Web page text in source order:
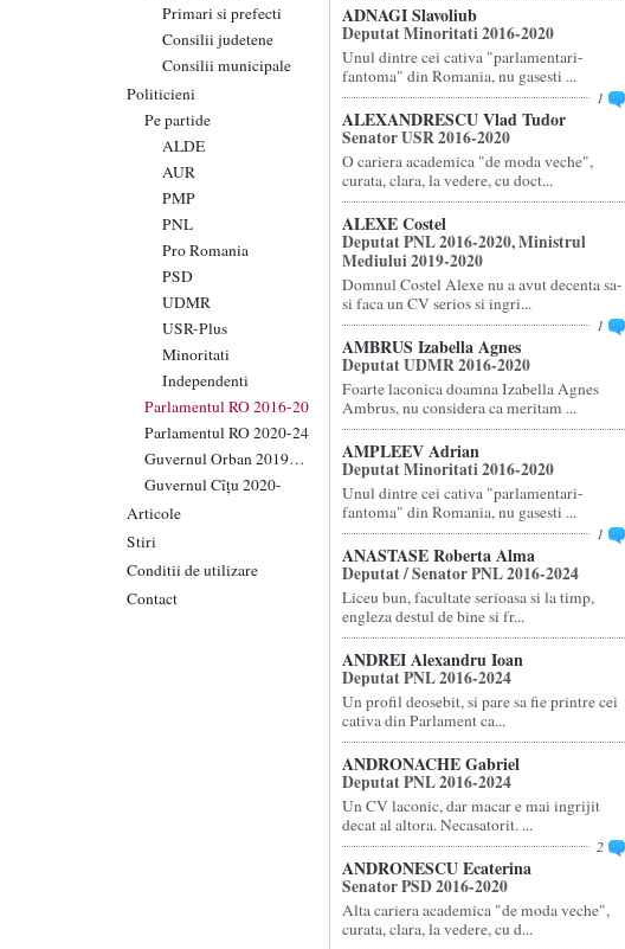
Primari si prefecti
Consilii judetene
Consilii municipale
Politicieni
Pe partide
ALDE
AUR
PMP
PNL
Pro Romania
PSD
UDMR
USR-Plus
Minoritati
Independenti
Parlamentul RO 2016-20
Parlamentul RO 2020-24
Guvernul Orban 2019-20
Guvernul Cîțu 2020-
Articole
Stiri
Conditii de utilizare
Contact
ADNAGI Slavoliub
Deputat Minoritati 2016-2020
Unul dintre cei cativa "parlamentari-
fantoma" din Romania, nu gasesti ...
1
ALEXANDRESCU Vlad Tudor
Senator USR 2016-2020
O cariera academica "de moda veche",
curata, clara, la vedere, cu doct...
ALEXE Costel
Deputat PNL 2016-2020, Ministrul
Mediului 2019-2020
Domnul Costel Alexe nu a avut decenta sa-
si faca un CV serios si ingri...
1
AMBRUS Izabella Agnes
Deputat UDMR 2016-2020
Foarte laconica doamna Izabella Agnes
Ambrus, nu considera ca meritam ...
AMPLEEV Adrian
Deputat Minoritati 2016-2020
Unul dintre cei cativa "parlamentari-
fantoma" din Romania, nu gasesti ...
1
ANASTASE Roberta Alma
Deputat / Senator PNL 2016-2024
Liceu bun, facultate serioasa si la timp,
engleza destul de bine si fr...
ANDREI Alexandru Ioan
Deputat PNL 2016-2024
Un profil deosebit, si pare sa fie printre cei
cativa din Parlament ca...
ANDRONACHE Gabriel
Deputat PNL 2016-2024
Un CV laconic, dar macar e mai ingrijit
decat al altora. Necasatorit. ...
2
ANDRONESCU Ecaterina
Senator PSD 2016-2020
Alta cariera academica "de moda veche",
curata, clara, la vedere, cu d...